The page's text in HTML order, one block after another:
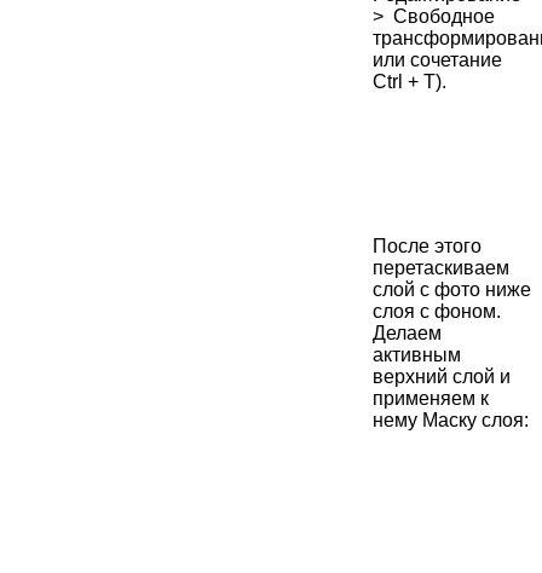
> Свободное
или сочетание
Ctrl + T).
После этого
перетаскиваем
слой с фото ниже
слоя с фоном.
Делаем
активным
верхний слой и
применяем к
нему Маску слоя: